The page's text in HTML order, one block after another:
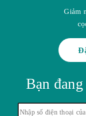
Giảm
Bạn